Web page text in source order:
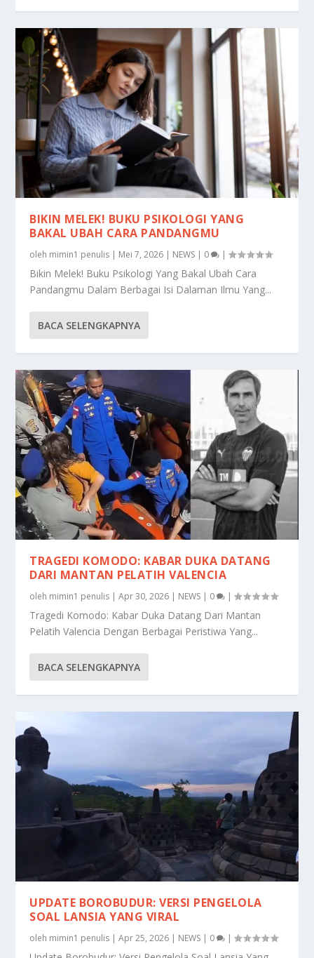
BIKIN MELEK! BUKU PSIKOLOGI YANG
BAKAL UBAH CARA PANDANGMU
oleh mimin1 penulis | Mei 7, 2026 | NEWS | 0 |
Bikin Melek! Buku Psikologi Yang Bakal Ubah Cara
Pandangmu Dalam Berbagai Isi Dalaman Ilmu Yang...
BACA SELENGKAPNYA
TRAGEDI KOMODO: KABAR DUKA DATANG
DARI MANTAN PELATIH VALENCIA
oleh mimin1 penulis |Apr 30, 2026 | NEWS | 0 |
Tragedi Komodo: Kabar Duka Datang Dari Mantan
Pelatih Valencia Dengan Berbagai Peristiwa Yang...
BACA SELENGKAPNYA
UPDATE BOROBUDUR: VERSI PENGELOLA
SOAL LANSIA YANG VIRAL
oleh mimin1 penulis |Apr 25, 2026 | NEWS | 0 |